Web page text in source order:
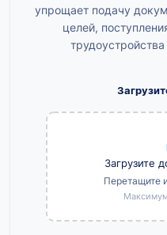
упрощает подачу
целей,
Загрузите
Перетащите